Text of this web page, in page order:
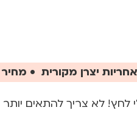
יצרן מקורית • מחיר
לחץ! לא צריך להתאים יותר